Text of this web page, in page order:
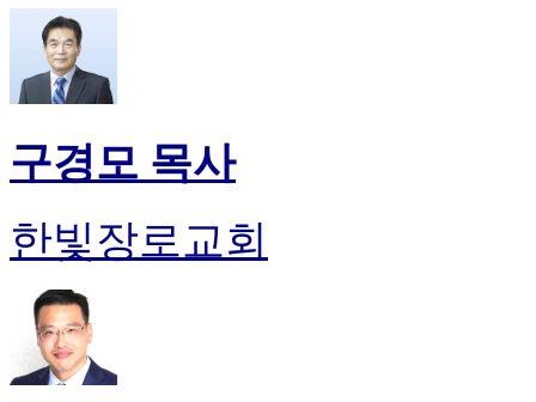
구경모 목사
한빛장로교회